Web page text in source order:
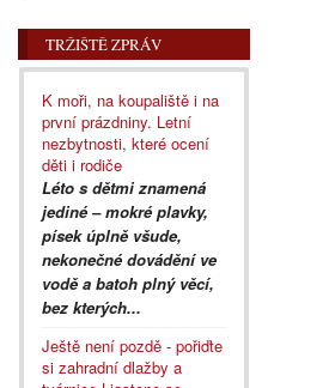
TRŽIŠTĚ ZPRÁV
K moři, na koupaliště i na
první prázdniny. Letní
nezbytnosti, které ocení
děti i rodiče
Léto s dětmi znamená
jediné – mokré plavky,
písek úplně všude,
nekonečné dovádění ve
vodě a batoh plný věcí,
bez kterých...
Ještě není pozdě - pořiďte
si zahradní dlažby a